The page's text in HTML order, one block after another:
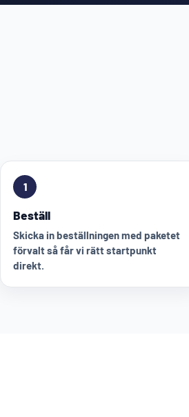
1
Beställ
Skicka in beställningen med paketet
förvalt så får vi rätt startpunkt
direkt.